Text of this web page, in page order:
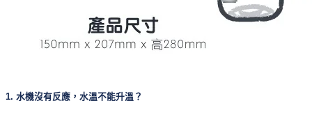
1. 水機沒有反應，水溫不能升溫？